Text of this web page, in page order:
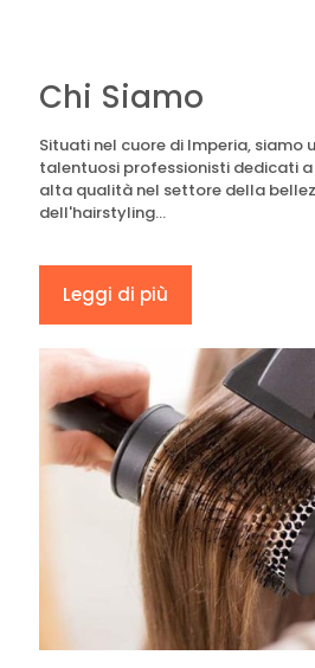
Chi Siamo
Situati nel cuore di Imperia, siamo
talentuosi professionisti dedicati
alta qualità nel settore della
dell'hairstyling...
Leggi di più